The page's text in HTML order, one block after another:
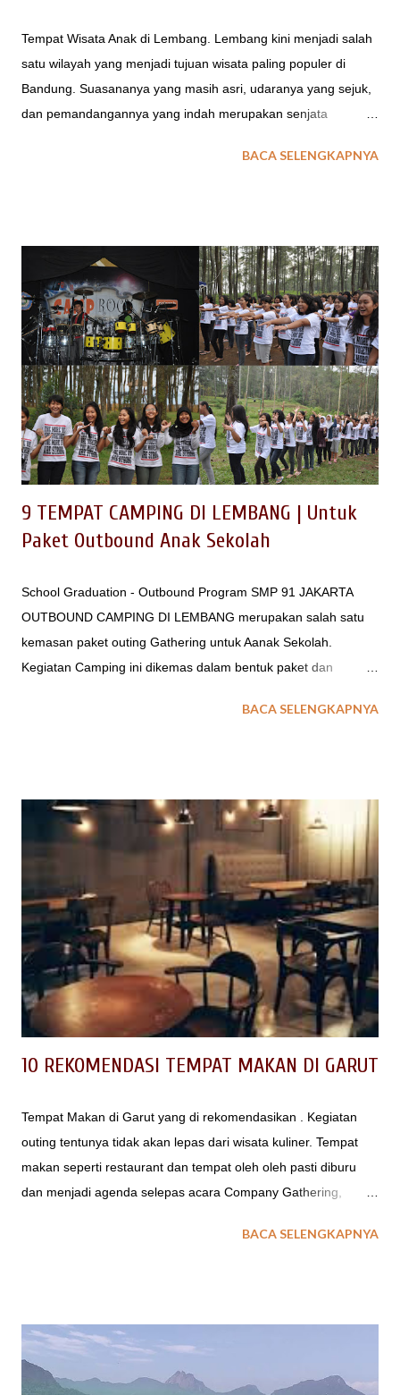
Tempat Wisata Anak di Lembang. Lembang kini menjadi salah
satu wilayah yang menjadi tujuan wisata paling populer di
Bandung. Suasananya yang masih asri, udaranya yang sejuk,
dan pemandangannya yang indah merupakan senjata
heran, kini banyak cafe, restaurant, resort di Lembang sampai
bagus untuk dikunjungi untuk kegiatan keluarga ataupun field
trip anak sekolah. 1. FLOATING MARKET Floating Market
Lembang merupakan kawasan wisata keluarga yang dibangun
dengan mengadopsi pasar apung yang ada di Banjarmasin
Kalimantan. Bayangan kita tentunya akan ada aktifitas pasar
yang dilakukan di atas perahu dengan menjual sayuran , buah
buah sampai ikan segar. Ternyata bayangan ini akan berubah
saat kita berkunjung langsung ke lokasi ini. Konsep Floating
Mark...
BACA SELENGKAPNYA
9 TEMPAT CAMPING DI LEMBANG | Untuk
Paket Outbound Anak Sekolah
School Graduation - Outbound Program SMP 91 JAKARTA
OUTBOUND CAMPING DI LEMBANG merupakan salah satu
kemasan paket outing Gathering untuk Aanak Sekolah.
Kegiatan Camping ini dikemas dalam bentuk paket dan
Party / Program Kelulusan Sekolah. Farewell Party / Program
kegiatan outbound atau field trip ataupun kegiatan pelatihan
penerimaan siswa baru, opsi penginapan tenda menjadi salah
satu pilihan. Lalu dimanakan tempat outbound camping di
Lembang yang cocok untuk kegiatan anak sekolah? Berikut ini
EO Spinach Indonesia memberikan gambaran beberapa lokasi
atau tempat Camping yang ada di Lembang Bandung. 1.
Taman Wisata Grafika Cikole Tempat Camping di Taman
Wisata Grafika Cikole ini direkomendasikan untuk anda yang
ingin mendapatka...
BACA SELENGKAPNYA
10 REKOMENDASI TEMPAT MAKAN DI GARUT
Tempat Makan di Garut yang di rekomendasikan . Kegiatan
outing tentunya tidak akan lepas dari wisata kuliner. Tempat
makan seperti restaurant dan tempat oleh oleh pasti diburu
dan menjadi agenda selepas acara Company Gathering,
tempat makan berupa restaurant atau pondok makan di Garut
Barat yang memiliki tempat wisata menarik. Wisata alamnya
yang beragam juga sepadan dengan wisata kulinernya yang
BACA SELENGKAPNYA